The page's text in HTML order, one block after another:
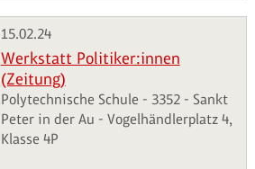
15.02.24
Werkstatt Politiker:innen
(Zeitung)
Polytechnische Schule - 3352 - Sankt
Peter in der Au - Vogelhändlerplatz 4,
Klasse 4P